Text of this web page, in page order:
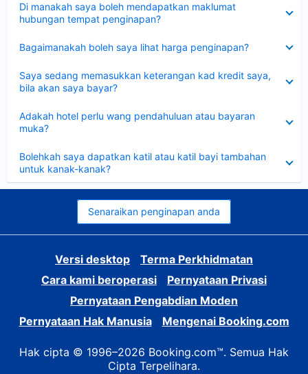
Di manakah saya boleh mendapatkan maklumat
hubungan tempat penginapan?
Bagaimanakah boleh saya lihat harga penginapan?
Saya sedang memasukkan keterangan kad kredit saya,
bila akan saya bayar?
Adakah hotel perlu wang pendahuluan atau bayaran
muka?
Bolehkah saya dapatkan katil atau katil bayi tambahan
untuk kanak-kanak?
Senaraikan penginapan anda
Versi desktop
Terma Perkhidmatan
Cara kami beroperasi
Pernyataan Privasi
Pernyataan Pengabdian Moden
Pernyataan Hak Manusia
Mengenai Booking.com
Hak cipta © 1996–2026 Booking.com™. Semua Hak
Cipta Terpelihara.